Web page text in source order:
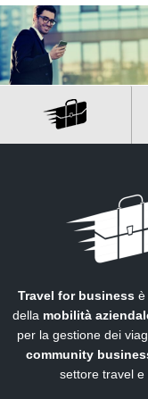
Travel for business è
della mobilità
per la gestione dei
community
settore travel e